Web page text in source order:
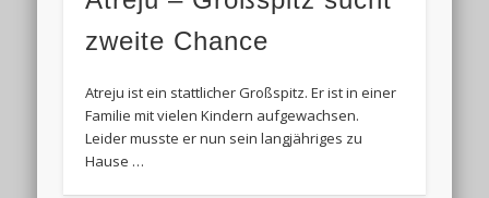
zweite Chance
Atreju ist ein stattlicher Großspitz. Er ist in einer
Familie mit vielen Kindern aufgewachsen.
Leider musste er nun sein langjähriges zu
Hause …